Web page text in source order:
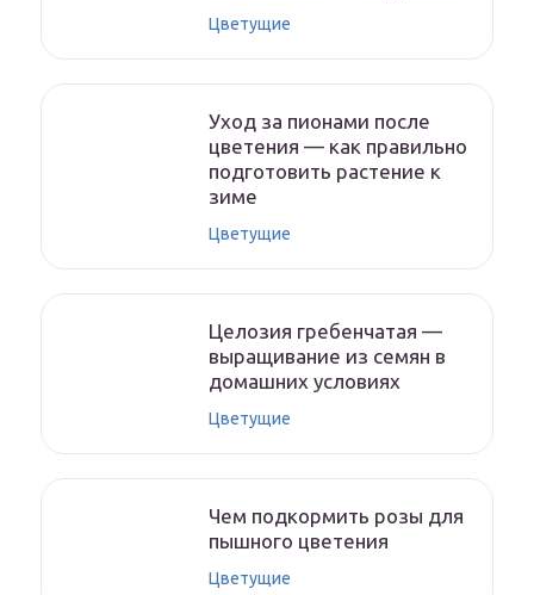
Цветущие
Уход за пионами после
цветения — как правильно
подготовить растение к
зиме
Цветущие
Целозия гребенчатая —
выращивание из семян в
домашних условиях
Цветущие
Чем подкормить розы для
пышного цветения
Цветущие